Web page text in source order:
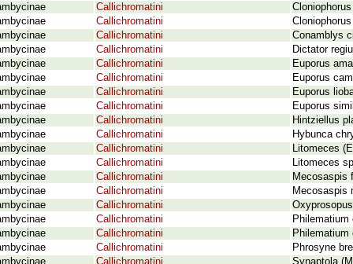
Callichromatini
Callichromatini
Callichromatini
Conamblys
Callichromatini
Dictator
Callichromatini
Euporus
Callichromatini
Euporus
Callichromatini
Euporus
Callichromatini
Euporus
Callichromatini
Hintziellus
Callichromatini
Hybunca
Callichromatini
Litomeces
Callichromatini
Litomeces
Callichromatini
Mecosaspis
Callichromatini
Mecosaspis
Callichromatini
Callichromatini
Philematium
Callichromatini
Philematium
Callichromatini
Phrosyne
Callichromatini
Synaptola